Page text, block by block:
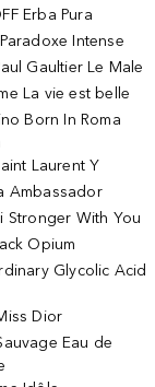
Erba Pura
Intense
Gaultier Le Male
La vie est belle
Born In Roma
Laurent Y
Ambassador
Stronger With You
Opium
Glycolic Acid
Dior
Eau de